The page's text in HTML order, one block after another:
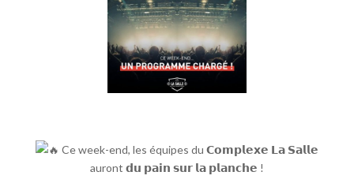
Ce week-end, les équipes du 𝗖𝗼𝗺𝗽𝗹𝗲𝘅𝗲 𝗟𝗮 𝗦𝗮𝗹𝗹𝗲
auront 𝗱𝘂 𝗽𝗮𝗶𝗻 𝘀𝘂𝗿 𝗹𝗮 𝗽𝗹𝗮𝗻𝗰𝗵𝗲 !